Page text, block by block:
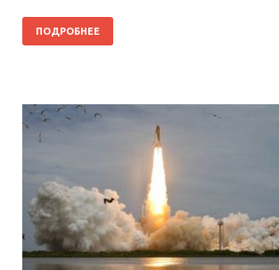
ПОДРОБНЕЕ